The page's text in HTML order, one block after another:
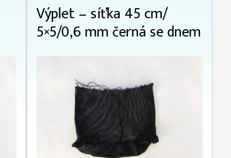
Výplet – síťka 45 cm/
5×5/0,6 mm černá se dnem